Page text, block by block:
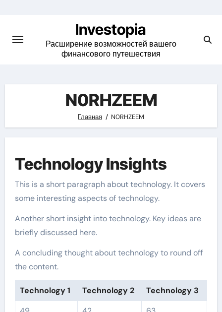
content
Investopia
Расширение возможностей вашего
финансового путешествия
N0RHZEEM
Главная N0RHZEEM
Technology Insights
This is a short paragraph about technology. It covers
some interesting aspects of technology.
Another short insight into technology. Key ideas are
briefly discussed here.
A concluding thought about technology to round off
the content.
Technology 1 Technology 2
Technology 3